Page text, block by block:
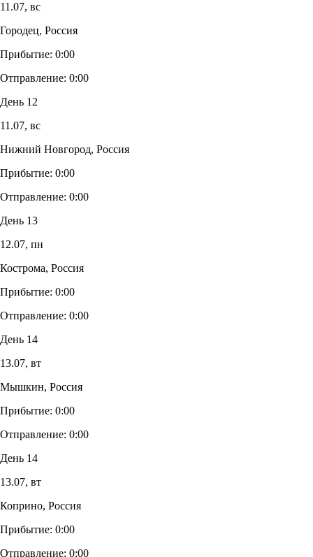
11.07, вс
Городец, Россия
Прибытие: 0:00
Отправление: 0:00
День 12
11.07, вс
Нижний Новгород, Россия
Прибытие: 0:00
Отправление: 0:00
День 13
12.07, пн
Кострома, Россия
Прибытие: 0:00
Отправление: 0:00
День 14
13.07, вт
Мышкин, Россия
Прибытие: 0:00
Отправление: 0:00
День 14
13.07, вт
Коприно, Россия
Прибытие: 0:00
Отправление: 0:00